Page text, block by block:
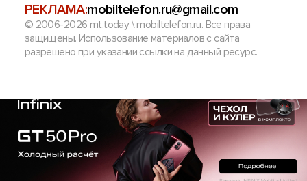
РЕКЛАМА:mobiltelefon.ru@gmail.com
© 2006-2026 mt.today \ mobiltelefon.ru. Все права
защищены. Использование материалов с сайта
разрешено при указании ссылки на данный ресурс.